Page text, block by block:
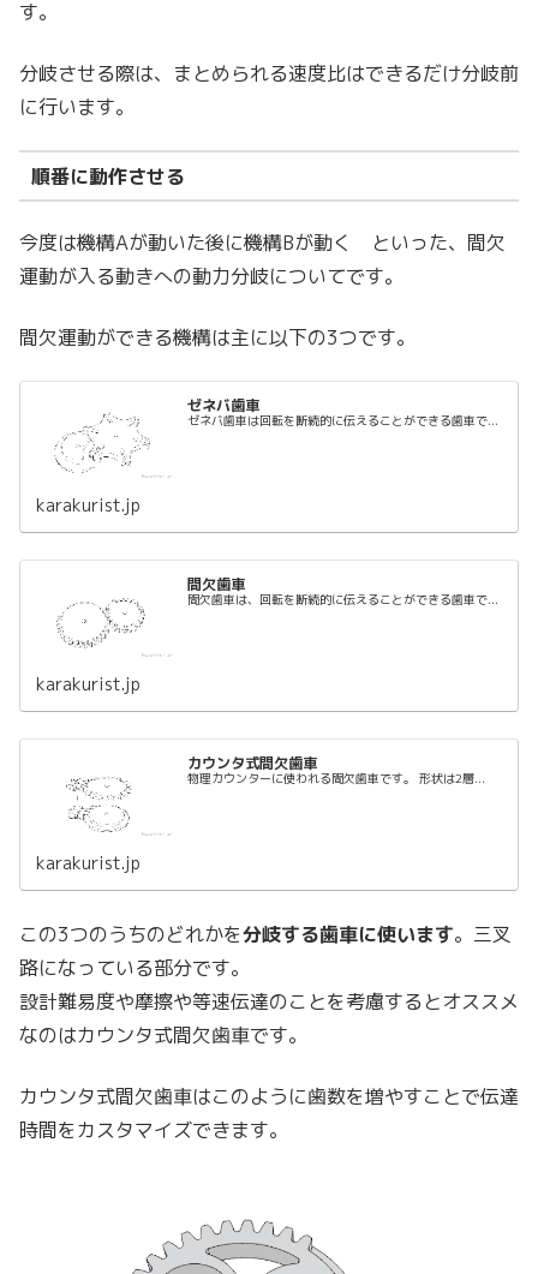
す。
分岐させる際は、まとめられる速度比はできるだけ分岐前
に行います。
順番に動作させる
今度は機構Aが動いた後に機構Bが動く といった、間欠
運動が入る動きへの動力分岐についてです。
間欠運動ができる機構は主に以下の3つです。
ゼネバ歯車
ゼネバ歯車は回転を断続的に伝えることができる歯車で...
karakurist.jp
間欠歯車
間欠歯車は、回転を断続的に伝えることができる歯車で...
karakurist.jp
カウンタ式間欠歯車
物理カウンターに使われる間欠歯車です。 形状は2層...
karakurist.jp
この3つのうちのどれかを分岐する歯車に使います。三叉
路になっている部分です。
設計難易度や摩擦や等速伝達のことを考慮するとオススメ
なのはカウンタ式間欠歯車です。
カウンタ式間欠歯車はこのように歯数を増やすことで伝達
時間をカスタマイズできます。